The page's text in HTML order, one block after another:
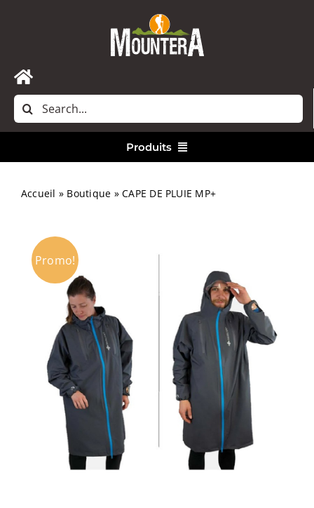
Toggle
Navigation
Accueil
Rechercher:
Produits
Escalade / Alpinisme
Bons Plans
Accueil » Boutique »CAPE DE PLUIE MP+
Promo!